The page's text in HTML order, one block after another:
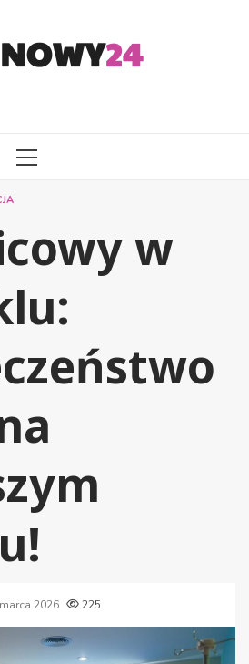
MENU
w
2026 225